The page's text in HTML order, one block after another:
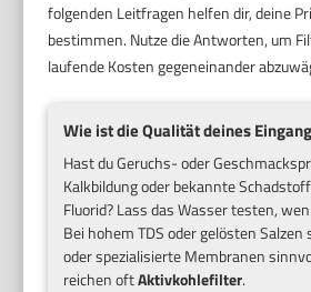
folgenden Leitfragen helfen dir, deine
bestimmen. Nutze die Antworten, um
laufende Kosten gegeneinander
Wie ist die Qualität deines
Hast du Geruchs- oder
Kalkbildung oder bekannte
Fluorid? Lass das Wasser testen,
Bei hohem TDS oder gelösten Salzen
oder spezialisierte Membranen
reichen oftAktivkohlefilter.